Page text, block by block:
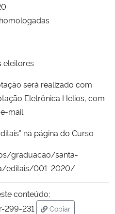
eleitores
será realizado com
Eletrônica Helios, com
mail
na página do Curso
graduacao/santa-
editais/001-2020/
conteúdo:
231
Copiar